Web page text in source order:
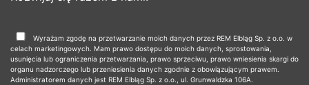
Wyrażam zgodę na przetwarzanie moich danych przez REM Elbląg Sp. z o.o. w
celach marketingowych. Mam prawo dostępu do moich danych, sprostowania,
usunięcia lub ograniczenia przetwarzania, prawo sprzeciwu, prawo wniesienia skargi do
organu nadzorczego lub przeniesienia danych zgodnie z obowiązującym prawem.
Administratorem danych jest REM Elbląg Sp. z o.o., ul. Grunwaldzka 106A.